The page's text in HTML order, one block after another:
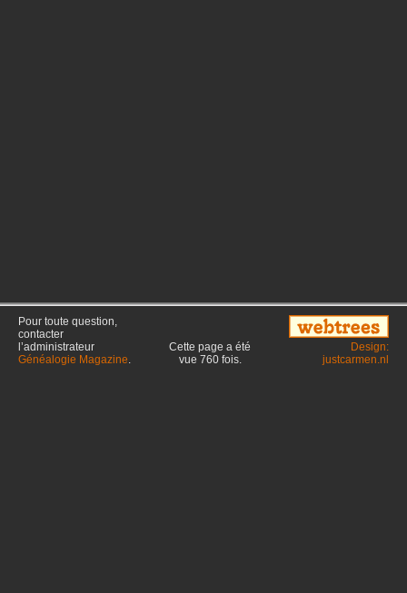
Pour toute question,
contacter
l’administrateur
Généalogie Magazine.
Cette page a été
vue 760fois.
Design:
justcarmen.nl